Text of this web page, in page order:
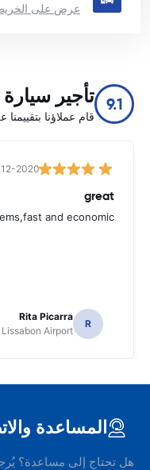
عرض على
9.1 تأجير
قام عملاؤنا بتقييمنا على 9.1/ 10 من أصل
2020
great
and economic
R
Rita Picarra
Lissabon Airport
المساعدة
هل تحتاج إلى مساعدة؟